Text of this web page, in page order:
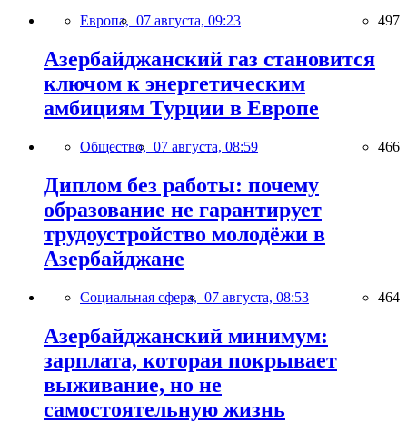
Европа, 07 августа, 09:23 497
Азербайджанский газ становится
ключом к энергетическим
амбициям Турции в Европе
Общество, 07 августа, 08:59 466
Диплом без работы: почему
образование не гарантирует
трудоустройство молодёжи в
Азербайджане
Социальная сфера, 07 августа, 08:53 464
Азербайджанский минимум:
зарплата, которая покрывает
выживание, но не
самостоятельную жизнь